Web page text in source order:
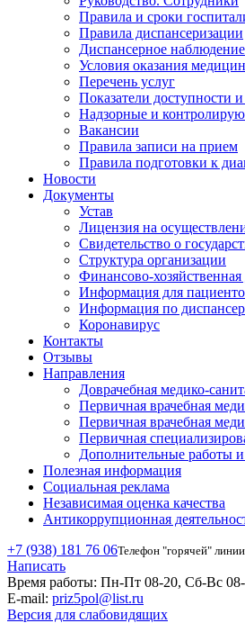
Правила и сроки
Правила диспансеризации
Диспансерное наблюдение
Условия оказания
Перечень услуг
Показатели доступности
Надзорные и
Вакансии
Правила записи на прием
Правила подготовки к
Новости
Документы
Устав
Лицензия на
Свидетельство о
Структура организации
Финансово-хозяйственная
Информация для
Информация по
Коронавирус
Контакты
Отзывы
Направления
Доврачебная медико-
Первичная врачебная
Первичная врачебная
Первичная
Дополнительные работы и
Полезная информация
Социальная реклама
Независимая оценка качества
Антикоррупционная
+7 (938) 181 76 06Телефон "горячей" линии
Написать
Время работы: Пн-Пт 08-20, Сб-Вс
E-mail: priz5pol@list.ru
Версия для слабовидящих